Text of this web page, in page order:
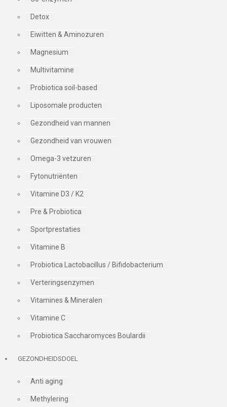
Detox
Eiwitten & Aminozuren
Magnesium
Multivitamine
Probiotica soil-based
Liposomale producten
Gezondheid van mannen
Gezondheid van vrouwen
Omega-3 vetzuren
Fytonutriënten
Vitamine D3 / K2
Pre & Probiotica
Sportprestaties
Vitamine B
Probiotica Lactobacillus / Bifidobacterium
Verteringsenzymen
Vitamines & Mineralen
Vitamine C
Probiotica Saccharomyces Boulardii
GEZONDHEIDSDOEL
Anti aging
Methylering